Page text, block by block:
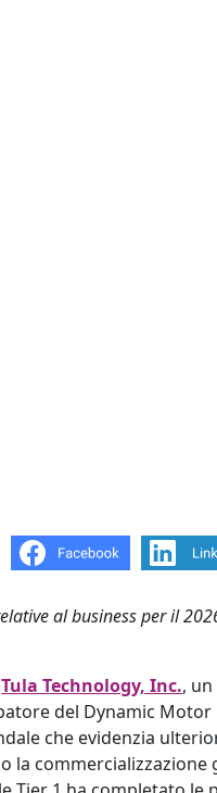
al business per il
Tula Technology, Inc.,
del Dynamic
che evidenzia
la